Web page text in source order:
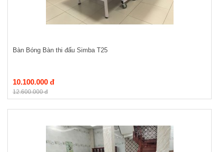
Bàn Bóng Bàn thi đấu Simba T25
10.100.000 đ
12.600.000 đ